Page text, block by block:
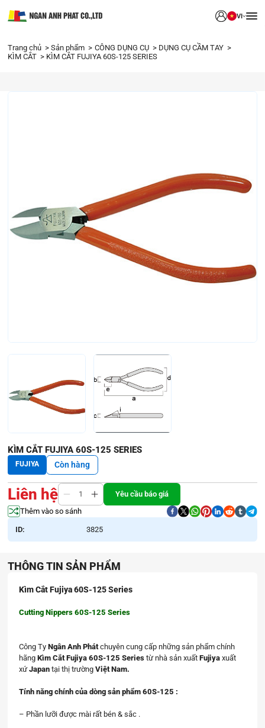
VI
Trang chủ Sản phẩm CÔNG DỤNG CỤ
DỤNG CỤ CẦM TAY
KÌM CẮT
KÌM CẮT FUJIYA 60S-125 SERIES
KÌM CẮT FUJIYA 60S-125 SERIES
FUJIYA Còn hàng
Liên hệ
Yêu cầu báo giá
Thêm vào so sánh
ID: 3825
THÔNG TIN SẢN PHẨM
Kìm Cắt Fujiya 60S-125 Series
Cutting Nippers 60S-125 Series
Công Ty Ngân Anh Phátchuyên cung cấp những sản phẩm chính
hãngKìm Cắt Fujiya 60S-125 Series từ nhà sản xuất Fujiyaxuất
xứJapantại thị trườngViệt Nam.
Tính năng chính của dòng sản phẩm 60S-125 :
– Phần lưỡi được mài rất bén & sắc .